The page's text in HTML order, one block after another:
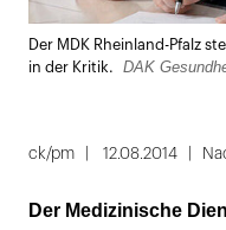
Der MDK Rheinland-Pfalz
in der Kritik.
DAK
ck/pm 12.08.2014
Der Medizinische